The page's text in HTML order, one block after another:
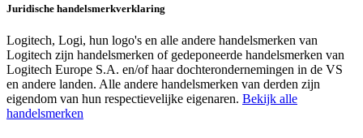
Juridische handelsmerkverklaring
Logitech, Logi, hun logo's en alle andere handelsmerken van
Logitech zijn handelsmerken of gedeponeerde handelsmerken van
Logitech Europe S.A. en/of haar dochterondernemingen in de VS
en andere landen. Alle andere handelsmerken van derden zijn
eigendom van hun respectievelijke eigenaren. Bekijk alle
handelsmerken